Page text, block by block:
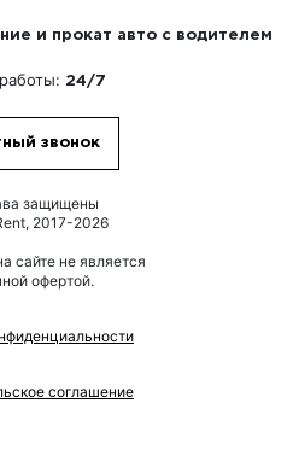
и прокат авто с водителем
24/7
звонок
защищены
2017-2026
сайте не является
офертой.
соглашение